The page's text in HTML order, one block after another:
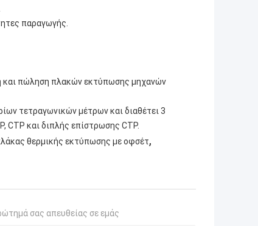
παραγωγής.
και πώληση πλακών εκτύπωσης μηχανών
τετραγωνικών μέτρων και διαθέτει 3
CTP και διπλής επίστρωσης CTP.
θερμικής εκτύπωσης με οφσέτ,
σας απευθείας σε εμάς